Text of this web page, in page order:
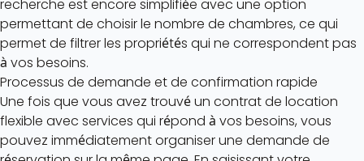
recherche est encore simplifiée avec une option
permettant de choisir le nombre de chambres, ce qui
permet de filtrer les propriétés qui ne correspondent pas
à vos besoins.
Processus de demande et de confirmation rapide
Une fois que vous avez trouvé un contrat de location
flexible avec services qui répond à vos besoins, vous
pouvez immédiatement organiser une demande de